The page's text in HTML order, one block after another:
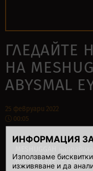
ИНФОРМАЦИЯ
Използваме
изживяване и да
ГЛЕДАЙТЕ
НА
ABYSMAL
25 февруари 2022
00:05
Abysmal Eye“ –